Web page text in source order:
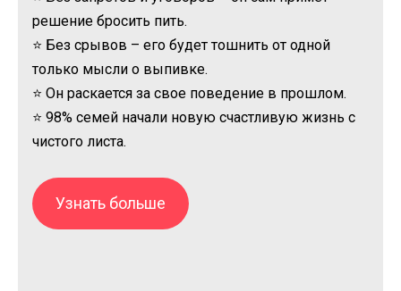
решение бросить пить.
⭐ Без срывов – его будет тошнить от одной
только мысли о выпивке.
⭐ Он раскается за свое поведение в прошлом.
⭐ 98% семей начали новую счастливую жизнь с
чистого листа.
Узнать больше